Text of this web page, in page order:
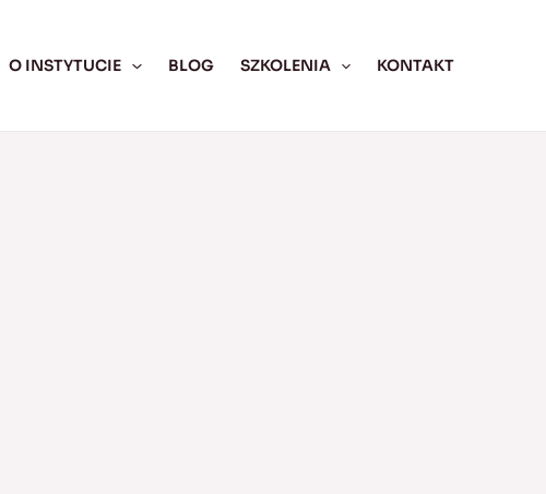
O INSTYTUCIE BLOG SZKOLENIA KONTAKT